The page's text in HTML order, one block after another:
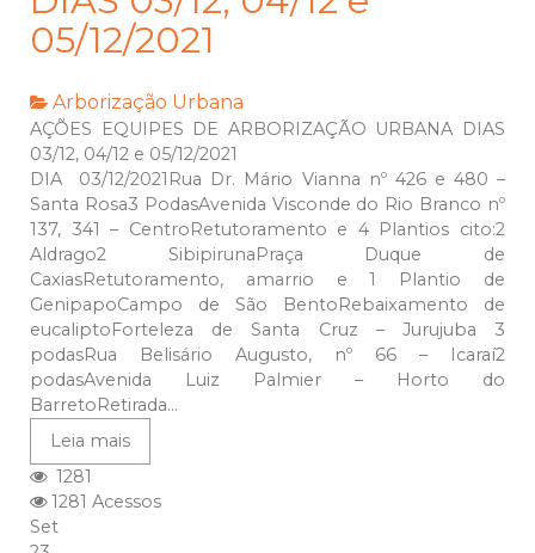
05/12/2021
Arborização Urbana
AÇÕES EQUIPES DE ARBORIZAÇÃO URBANA DIAS
03/12, 04/12 e 05/12/2021
DIA 03/12/2021Rua Dr. Mário Vianna nº 426 e 480 –
Santa Rosa3 PodasAvenida Visconde do Rio Branco nº
137, 341 – CentroRetutoramento e 4 Plantios cito:2
Aldrago2 SibipirunaPraça Duque de
CaxiasRetutoramento, amarrio e 1 Plantio de
GenipapoCampo de São BentoRebaixamento de
eucaliptoForteleza de Santa Cruz – Jurujuba 3
podasRua Belisário Augusto, nº 66 – Icaraí2
podasAvenida Luiz Palmier – Horto do
BarretoRetirada...
Leia mais
1281
1281 Acessos
Set